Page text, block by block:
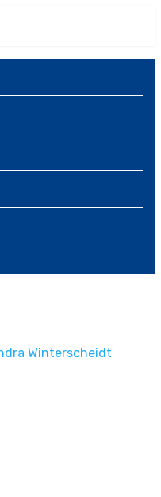
Winterscheidt